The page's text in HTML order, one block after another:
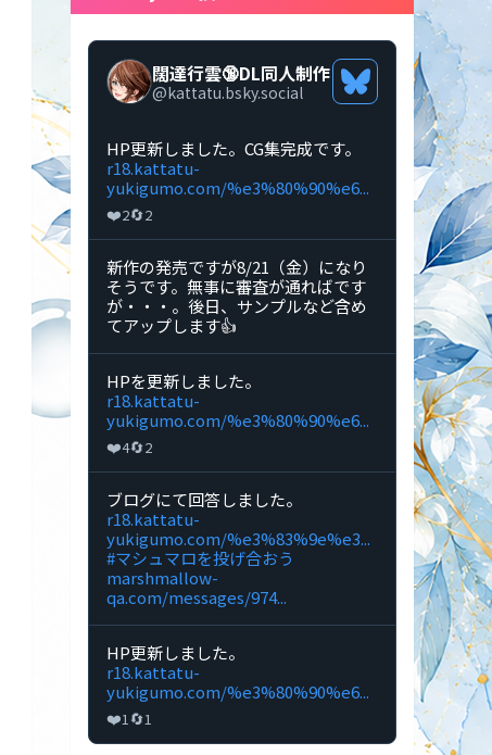
闊達行雲🔞DL同人制作
@kattatu.bsky.social
Bluesky
プ
ー
ル
見
Bluesky
で
闊
達
行
雲
🔞DL
同
人
制
作
の
稿
を
見
る
HP更新しました。CG集完成です。
r18.kattatu-
yukigumo.com/%e3%80%90%e6...
❤️2🔄2
Bluesky
で
闊
達
行
雲
🔞DL
同
人
制
作
の
投
稿
を
見
る
新作の発売ですが8/21（金）になり
そうです。無事に審査が通ればです
が・・・。後日、サンプルなど含め
てアップします👍
Bluesky
で
闊
達
行
雲
🔞DL
同
人
制
作
の
投
稿
見
る
HPを更新しました。
r18.kattatu-
yukigumo.com/%e3%80%90%e6...
❤️4🔄2
Bluesky
で
闊
達
行
雲
🔞DL
同
人
制
作
の
投
稿
ブログにて回答しました。
r18.kattatu-
yukigumo.com/%e3%83%9e%e3...
#マシュマロを投げ合おう
marshmallow-
qa.com/messages/974...
Bluesky
で
闊
達
行
雲
HP更新しました。
r18.kattatu-
yukigumo.com/%e3%80%90%e6...
❤️1 🔄1